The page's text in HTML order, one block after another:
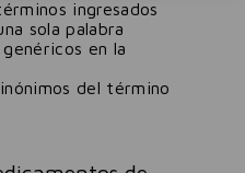
ingresados
sola palabra
en la
del término